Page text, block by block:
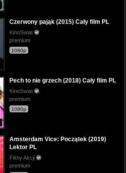
Czerwony pająk (2015) Cały film PL
KinoSwiat
premium
1080p
Pech to nie grzech (2018) Cały film PL
KinoSwiat
premium
1080p
Amsterdam Vice: Początek (2019)
Lektor PL
Filmy Akcji
premium